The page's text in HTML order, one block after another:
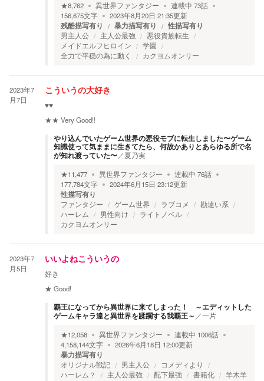
★8,762 異世界ファンタジー 連載中 73話
156,675文字 2023年8月20日 21:35更新
残酷描写有り 暴力描写有り 性描写有り
男主人公 主人公最強
悪役貴族転生
メイドエルフヒロイン
学園
全力で平穏の為に動く
カクヨムオンリー
2023年7
月7日
こういうの大好き
♥️♥️
★★ Very Good!!
やり込んでいたゲーム世界の悪役モブに転生しました〜ゲーム
知識使って気ままに生きてたら、何故かありとあらゆる所で名
が知れ渡っていた〜／夏乃実
★11,477 異世界ファンタジー 連載中 76話
177,784文字 2024年6月15日 23:12更新
性描写有り
ファンタジー ゲーム世界 ラブコメ
勘違い系
ハーレム
男性向け
ライトノベル
カクヨムオンリー
2023年7
月5日
いいよねこういうの
好き
★ Good!
覇王になってから異世界に来てしまった！ ～エディットした
ゲームキャラ達と異世界を蹂躙する我覇王～ ／一片
★12,058 異世界ファンタジー 連載中 1006話
4,158,144文字 2026年6月18日 12:00更新
暴力描写有り
オリジナル戦記 男主人公
コメディより
ハーレム？
主人公最強 配下最強 書籍化 羊木羊